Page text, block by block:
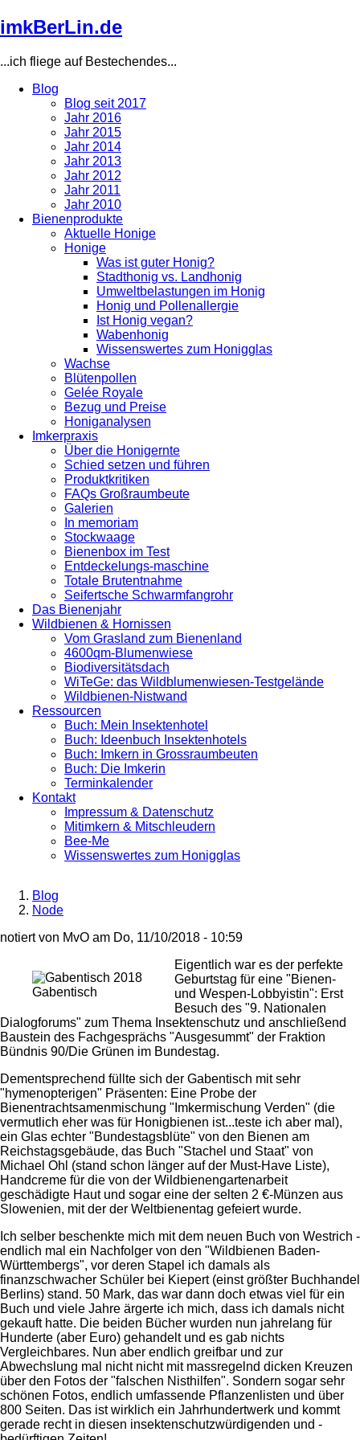
Direkt
zum
imkBerLin.de
...ich fliege auf Bestechendes...
navigation
Blog
Blog seit 2017
Jahr 2016
Jahr 2015
Jahr 2014
Jahr 2013
Jahr 2012
Jahr 2011
Jahr 2010
Bienenprodukte
Aktuelle Honige
Honige
Was ist guter Honig?
Stadthonig vs. Landhonig
Umweltbelastungen im Honig
Honig und Pollenallergie
Ist Honig vegan?
Wabenhonig
Wissenswertes zum Honigglas
Wachse
Blütenpollen
Gelée Royale
Bezug und Preise
Honiganalysen
Imkerpraxis
Über die Honigernte
Schied setzen und führen
Produktkritiken
FAQs Großraumbeute
Galerien
In memoriam
Stockwaage
Bienenbox im Test
Entdeckelungs-maschine
Totale Brutentnahme
Seifertsche Schwarmfangrohr
Das Bienenjahr
Wildbienen & Hornissen
Vom Grasland zum Bienenland
4600qm-Blumenwiese
Biodiversitätsdach
WiTeGe: das Wildblumenwiesen-Testgelände
Wildbienen-Nistwand
Ressourcen
Buch: Mein Insektenhotel
Buch: Ideenbuch Insektenhotels
Buch: Imkern in Grossraumbeuten
Buch: Die Imkerin
Terminkalender
Kontakt
Impressum & Datenschutz
Mitimkern & Mitschleudern
Bee-Me
Wissenswertes zum Honigglas
Breadcrumb
Blog
Node
notiert von MvO am Do, 11/10/2018 - 10:59
Gabentisch
Eigentlich war es der perfekte
Geburtstag für eine "Bienen-
und Wespen-Lobbyistin": Erst
Besuch des "9. Nationalen
Dialogforums" zum Thema Insektenschutz und anschließend
Baustein des Fachgesprächs "Ausgesummt" der Fraktion
Bündnis 90/Die Grünen im Bundestag.
Dementsprechend füllte sich der Gabentisch mit sehr
"hymenopterigen" Präsenten: Eine Probe der
Bienentrachtsamenmischung "Imkermischung Verden" (die
vermutlich eher was für Honigbienen ist...teste ich aber mal),
ein Glas echter "Bundestagsblüte" von den Bienen am
Reichstagsgebäude, das Buch "Stachel und Staat" von
Michael Ohl (stand schon länger auf der Must-Have Liste),
Handcreme für die von der Wildbienengartenarbeit
geschädigte Haut und sogar eine der selten 2 €-Münzen aus
Slowenien, mit der der Weltbienentag gefeiert wurde.
Ich selber beschenkte mich mit dem neuen Buch von Westrich -
endlich mal ein Nachfolger von den "Wildbienen Baden-
Württembergs", vor deren Stapel ich damals als
finanzschwacher Schüler bei Kiepert (einst größter Buchhandel
Berlins) stand. 50 Mark, das war dann doch etwas viel für ein
Buch und viele Jahre ärgerte ich mich, dass ich damals nicht
gekauft hatte. Die beiden Bücher wurden nun jahrelang für
Hunderte (aber Euro) gehandelt und es gab nichts
Vergleichbares. Nun aber endlich greifbar und zur
Abwechslung mal nicht nicht mit massregelnd dicken Kreuzen
über den Fotos der "falschen Nisthilfen". Sondern sogar sehr
schönen Fotos, endlich umfassende Pflanzenlisten und über
800 Seiten. Das ist wirklich ein Jahrhundertwerk und kommt
gerade recht in diesen insektenschutzwürdigenden und -